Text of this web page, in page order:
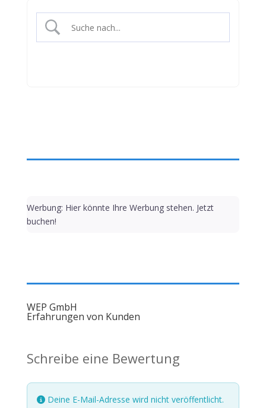
Werbung: Hier könnte Ihre Werbung stehen. Jetzt
buchen!
WEP GmbH
Erfahrungen von Kunden
Schreibe eine Bewertung
Deine E-Mail-Adresse wird nicht veröffentlicht.